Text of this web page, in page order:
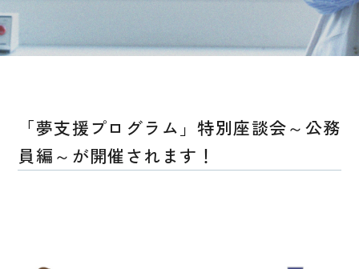
「夢支援プログラム」特別座談会～公務
員編～が開催されます！